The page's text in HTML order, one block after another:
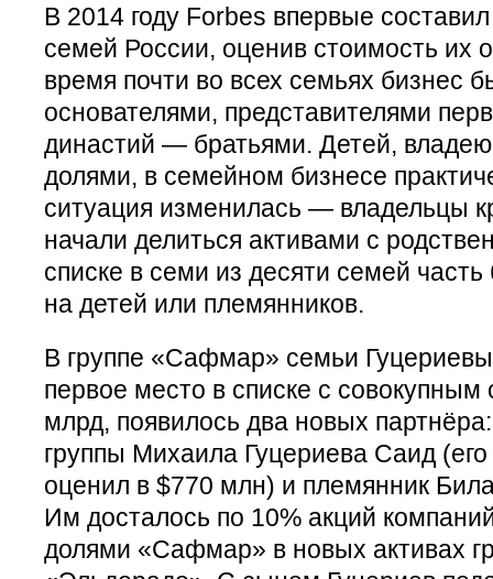
В 2014 году Forbes впервые
семей России, оценив стоимость их
время почти во всех семьях бизнес
основателями, представителями
династий — братьями. Детей,
долями, в семейном бизнесе
ситуация изменилась — владельцы
начали делиться активами с
списке в семи из десяти семей часть
на детей или племянников.
В группе «Сафмар» семьи
первое место в списке с
млрд, появилось два новых
группы Михаила Гуцериева Саид
оценил в $770 млн) и племянник
Им досталось по 10% акций
долями «Сафмар» в новых активах